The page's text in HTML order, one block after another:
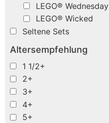
LEGO® Wednesday
LEGO® Wicked
Seltene Sets
Altersempfehlung
1 1/2+
2+
3+
4+
5+